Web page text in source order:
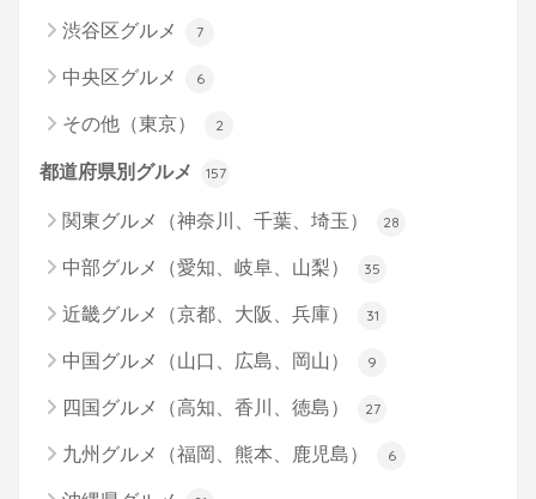
渋谷区グルメ 7
中央区グルメ 6
その他（東京） 2
都道府県別グルメ 157
関東グルメ（神奈川、千葉、埼玉） 28
中部グルメ（愛知、岐阜、山梨） 35
近畿グルメ（京都、大阪、兵庫） 31
中国グルメ（山口、広島、岡山） 9
四国グルメ（高知、香川、徳島） 27
九州グルメ（福岡、熊本、鹿児島） 6